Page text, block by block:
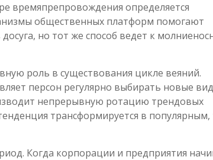
времяпрепровождения определяется
общественных платформ помогают
но тот же способ ведет к
роль в существования цикле веяний.
персон регулярно выбирать новые
непрерывную ротацию трендовых
трансформируется в популярным,
Когда корпорации и предприятия